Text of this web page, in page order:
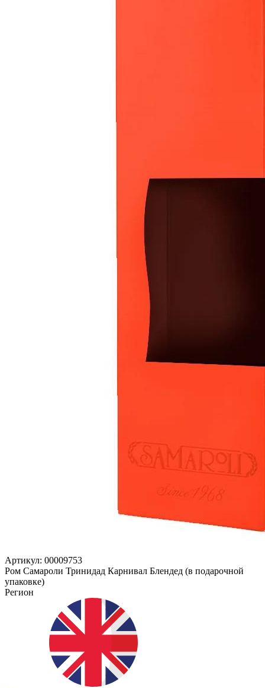
Артикул: 00009753
Ром Самароли Тринидад Карнивал Блендед (в подарочной
упаковке)
Регион